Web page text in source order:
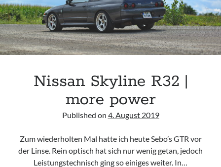
Nissan Skyline R32 |
more power
Published on 4. August 2019
Zum wiederholten Mal hatte ich heute Sebo’s GTR vor
der Linse. Rein optisch hat sich nur wenig getan, jedoch
Leistungstechnisch ging so einiges weiter. In…